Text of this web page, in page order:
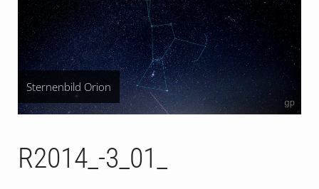
Sternenbild Orion
R2014_-3_01_